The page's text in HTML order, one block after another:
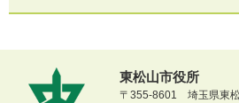
東松山市役所
〒355-8601 埼玉県東